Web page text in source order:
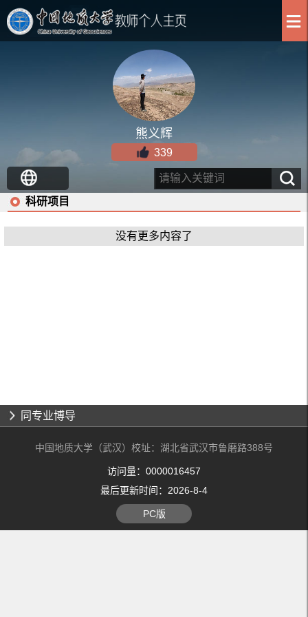
熊义辉
339
科研项目
没有更多内容了
同专业博导
中国地质大学（武汉）校址：湖北省武汉市鲁磨路388号
访问量： 0000016457
最后更新时间： 2026-8-4
PC版